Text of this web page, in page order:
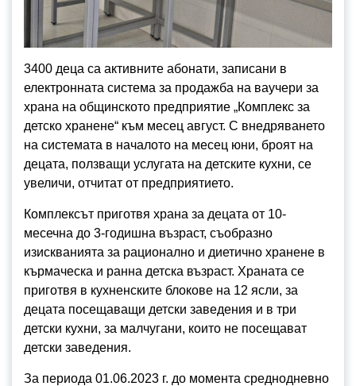
3400 деца са активните абонати, записани в
електронната система за продажба на ваучери за
храна на общинското предприятие „Комплекс за
детско хранене“ към месец август. С внедряването
на системата в началото на месец юни, броят на
децата, ползващи услугата на детските кухни, се
увеличи, отчитат от предприятието.
Комплексът приготвя храна за децата от 10-
месечна до 3-годишна възраст, съобразно
изискванията за рационално и диетично хранене в
кърмаческа и ранна детска възраст. Храната се
приготвя в кухненските блокове на 12 ясли, за
децата посещаващи детски заведения и в три
детски кухни, за малчугани, които не посещават
детски заведения.
За периода 01.06.2023 г. до момента среднодневно